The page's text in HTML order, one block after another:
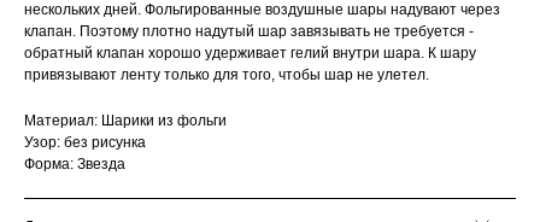
нескольких дней. Фольгированные воздушные шары надувают через
клапан. Поэтому плотно надутый шар завязывать не требуется -
обратный клапан хорошо удерживает гелий внутри шара. К шару
привязывают ленту только для того, чтобы шар не улетел.
Материал: Шарики из фольги
Узор: без рисунка
Форма: Звезда